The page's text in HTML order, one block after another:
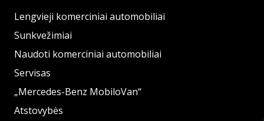
Lengvieji komerciniai automobiliai
Sunkvežimiai
Naudoti komerciniai automobiliai
Servisas
„Mercedes-Benz MobiloVan“
Atstovybės